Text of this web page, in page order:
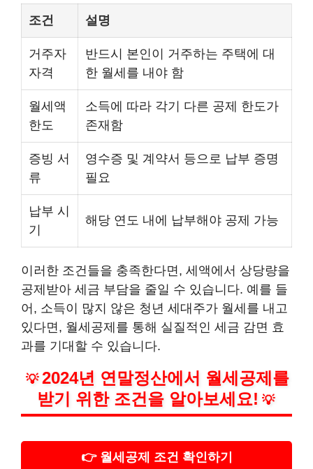
조건 설명
거주자
자격
반드시 본인이 거주하는 주택에 대
한 월세를 내야 함
월세액
한도
소득에 따라 각기 다른 공제 한도가
존재함
증빙 서
류
영수증 및 계약서 등으로 납부 증명
필요
납부 시
기
해당 연도 내에 납부해야 공제 가능
이러한 조건들을 충족한다면, 세액에서 상당량을
공제받아 세금 부담을 줄일 수 있습니다. 예를 들
어, 소득이 많지 않은 청년 세대주가 월세를 내고
있다면, 월세공제를 통해 실질적인 세금 감면 효
과를 기대할 수 있습니다.
💡 2024년 연말정산에서 월세공제를
받기 위한 조건을 알아보세요! 💡
👉 월세공제 조건 확인하기